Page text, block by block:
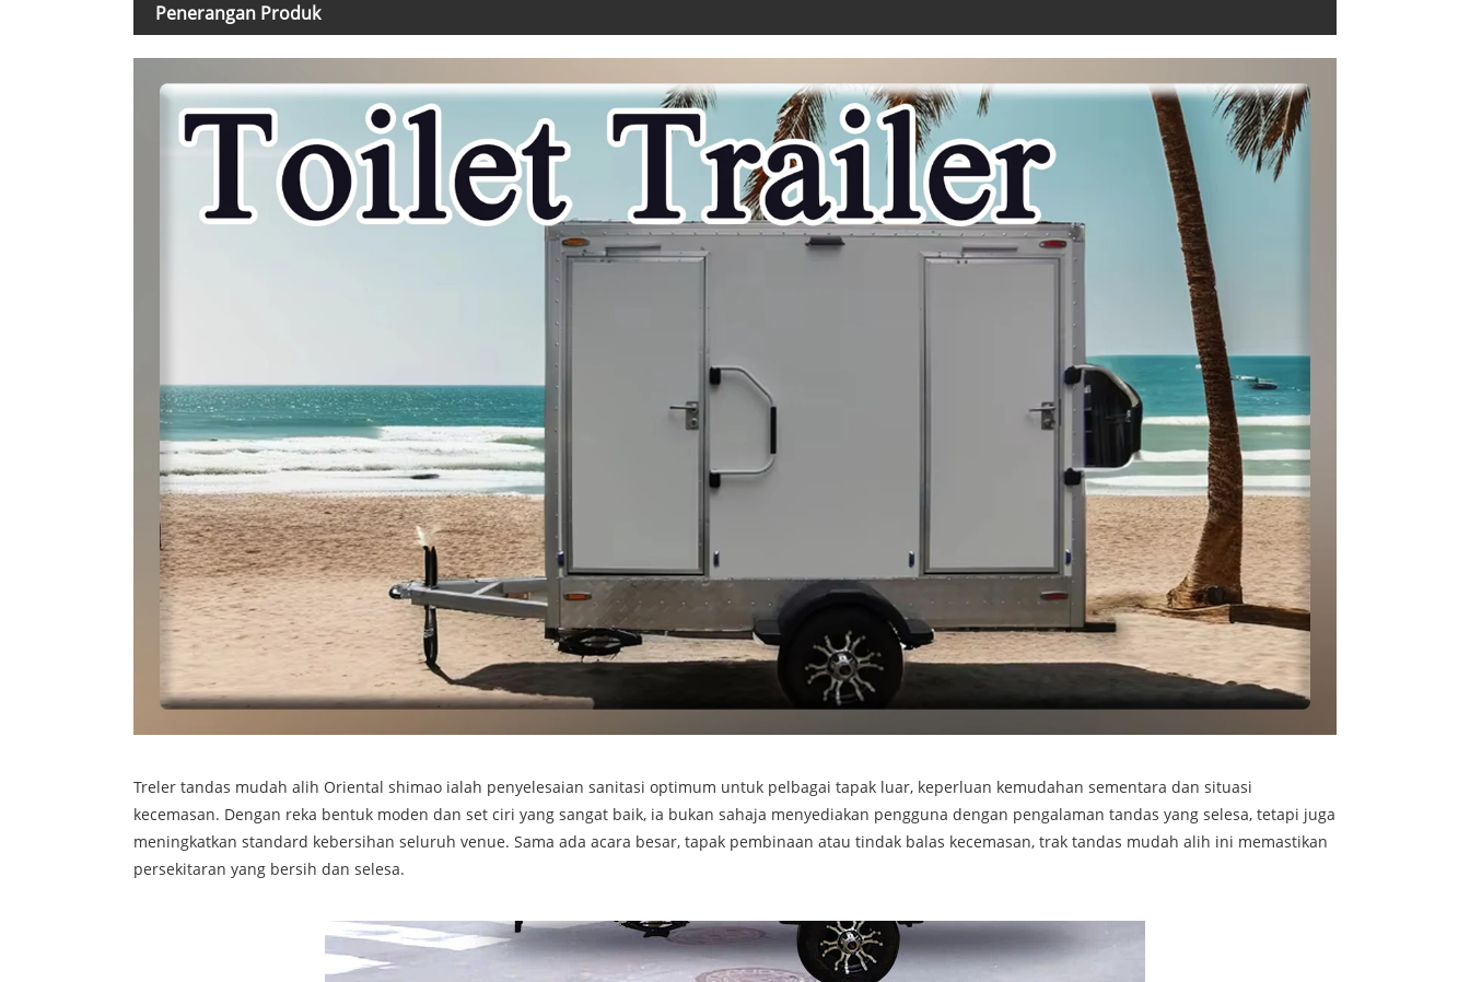
Penerangan Produk
Treler tandas mudah alih Oriental shimao ialah penyelesaian sanitasi optimum untuk pelbagai tapak luar, keperluan kemudahan sementara dan situasi
kecemasan. Dengan reka bentuk moden dan set ciri yang sangat baik, ia bukan sahaja menyediakan pengguna dengan pengalaman tandas yang selesa, tetapi juga
meningkatkan standard kebersihan seluruh venue. Sama ada acara besar, tapak pembinaan atau tindak balas kecemasan, trak tandas mudah alih ini memastikan
persekitaran yang bersih dan selesa.